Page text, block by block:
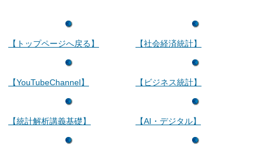
【トップページへ戻る】
【YouTubeChannel】
【統計解析講義基礎】
【社会経済統計】
【ビジネス統計】
【AI・デジタル】